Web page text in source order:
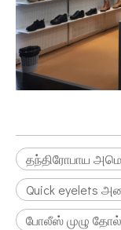
தந்திரோபாய
Quick eyelets
போலீஸ் முழு